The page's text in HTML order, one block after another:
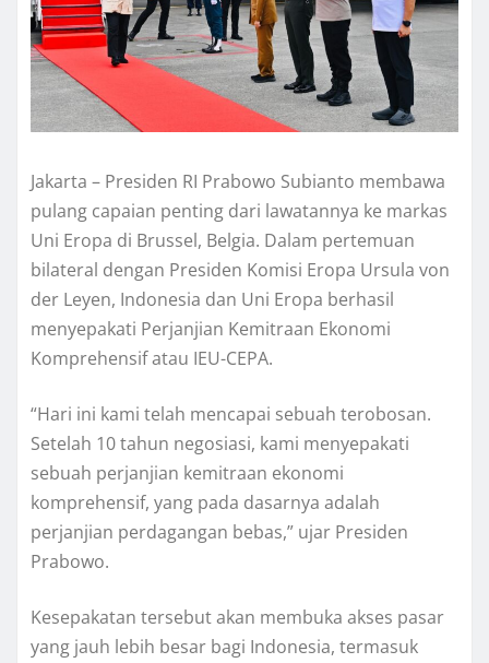
Jakarta – Presiden RI Prabowo Subianto membawa
pulang capaian penting dari lawatannya ke markas
Uni Eropa di Brussel, Belgia. Dalam pertemuan
bilateral dengan Presiden Komisi Eropa Ursula von
der Leyen, Indonesia dan Uni Eropa berhasil
menyepakati Perjanjian Kemitraan Ekonomi
Komprehensif atau IEU-CEPA.
“Hari ini kami telah mencapai sebuah terobosan.
Setelah 10 tahun negosiasi, kami menyepakati
sebuah perjanjian kemitraan ekonomi
komprehensif, yang pada dasarnya adalah
perjanjian perdagangan bebas,” ujar Presiden
Prabowo.
Kesepakatan tersebut akan membuka akses pasar
yang jauh lebih besar bagi Indonesia, termasuk